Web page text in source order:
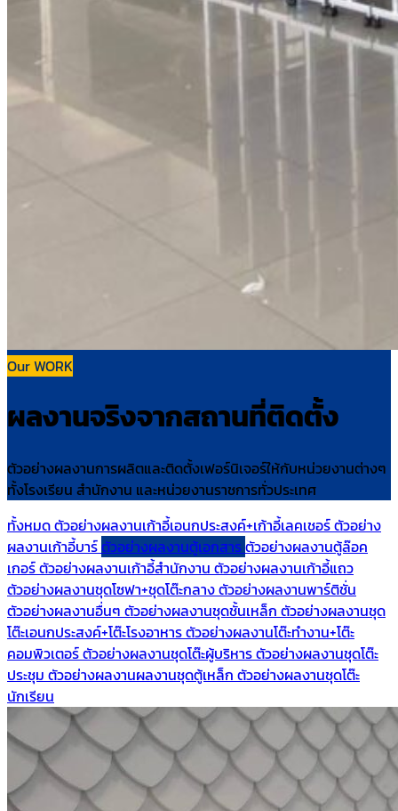
Our WORK
ผลงานจริงจากสถานที่ติดตั้ง
ตัวอย่างผลงานการผลิตและติดตั้งเฟอร์นิเจอร์ให้กับหน่วยงานต่างๆ
ทั้งโรงเรียน สำนักงาน และหน่วยงานราชการทั่วประเทศ
ทั้งหมดตัวอย่างผลงานเก้าอี้เอนกประสงค์+เก้าอี้เลคเชอร์ตัวอย่าง
ผลงานเก้าอี้บาร์ตัวอย่างผลงานตู้เอกสารตัวอย่างผลงานตู้ล๊อค
เกอร์ตัวอย่างผลงานเก้าอี้สำนักงาน ตัวอย่างผลงานเก้าอี้แถว
ตัวอย่างผลงานชุดโซฟา+ชุดโต๊ะกลางตัวอย่างผลงานพาร์ติชั่น
ตัวอย่างผลงานอื่นๆ ตัวอย่างผลงานชุดชั้นเหล็ก ตัวอย่างผลงานชุด
โต๊ะเอนกประสงค์+โต๊ะโรงอาหารตัวอย่างผลงานโต๊ะทำงาน+โต๊ะ
คอมพิวเตอร์ตัวอย่างผลงานชุดโต๊ะผู้บริหารตัวอย่างผลงานชุดโต๊ะ
ประชุม ตัวอย่างผลงานผลงานชุดตู้เหล็ก ตัวอย่างผลงานชุดโต๊ะ
นักเรียน